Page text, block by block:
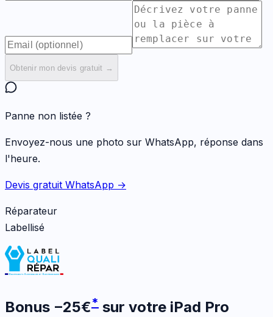
Obtenir mon devis gratuit →
Panne non listée ?
Envoyez-nous une photo sur WhatsApp, réponse dans
l'heure.
Devis gratuit WhatsApp →
Réparateur
Labellisé
Bonus −25€* sur votre iPad Pro